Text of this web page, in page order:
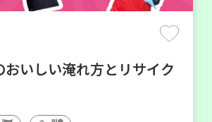
おいしい淹れ方とリサイク